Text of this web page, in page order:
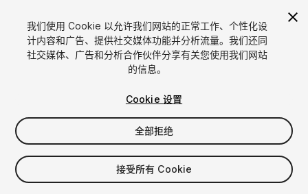
1/4
$10
增值税将在结算时计算
我们使用 Cookie 以允许我们网站的正常工作、个性化设
计内容和广告、提供社交媒体功能并分析流量。我们还同
社交媒体、广告和分析合作伙伴分享有关您使用我们网站
的信息。
Cookie 设置
全部拒绝
接受所有 Cookie